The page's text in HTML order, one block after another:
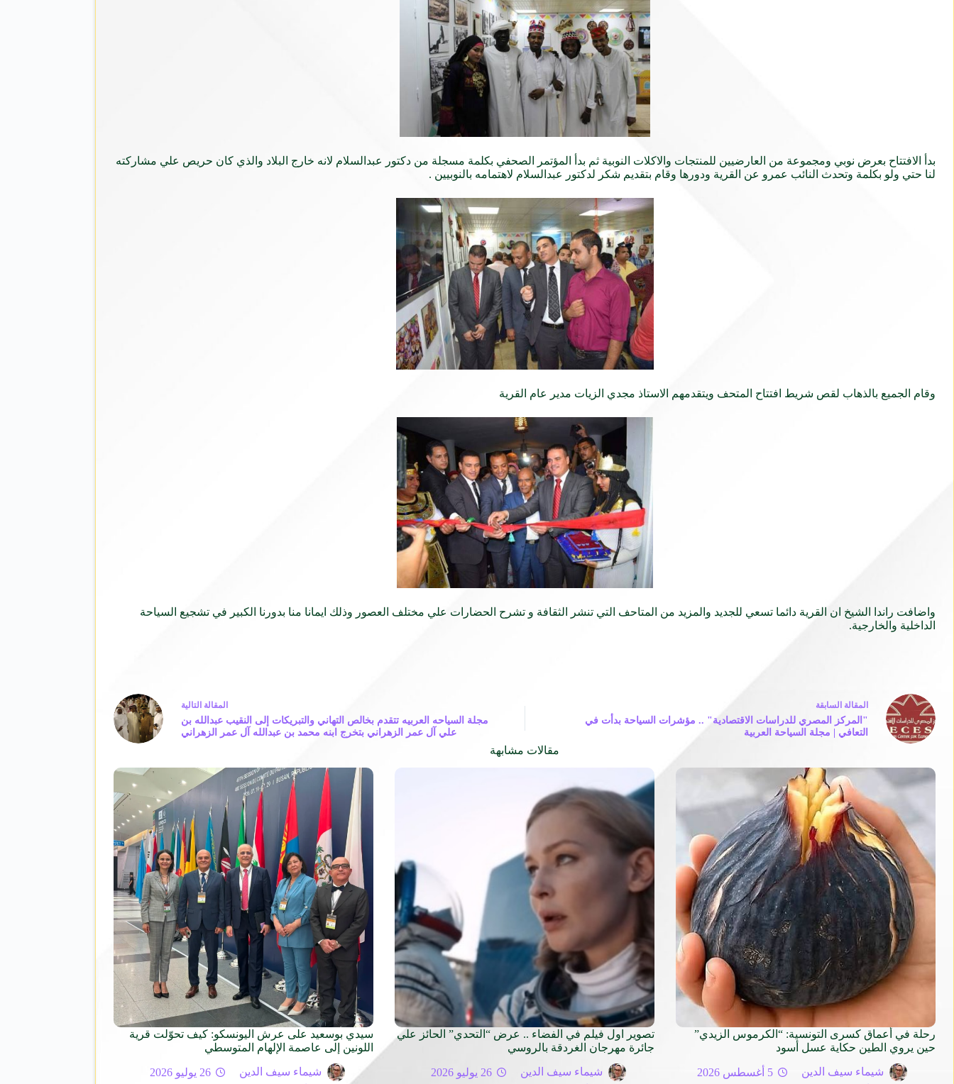
بدأ الافتتاح بعرض نوبي ومجموعة من العارضيين للمنتجات والاكلات النوبية ثم بدأ المؤتمر الصحفي بكلمة مسجلة من دكتور عبدالسلام لانه خارج البلاد والذي كان حريص علي مشاركته
لنا حتي ولو بكلمة وتحدث النائب عمرو عن القرية ودورها وقام بتقديم شكر لدكتور عبدالسلام لاهتمامه بالنوبيين .
وقام الجميع بالذهاب لقص شريط افتتاح المتحف ويتقدمهم الاستاذ مجدي الزيات مدير عام القرية
واضافت راندا الشيخ ان القرية دائما تسعي للجديد والمزيد من المتاحف التي تنشر الثقافة و تشرح الحضارات علي مختلف العصور وذلك ايمانا منا بدورنا الكبير في تشجيع السياحة
الداخلية والخارجية.
المقالة السابقة
"المركز المصري للدراسات الاقتصادية" .. مؤشرات السياحة بدأت في
التعافي | مجلة السياحة العربية
المقالة التالية
مجلة السياحه العربيه تتقدم بخالص التهاني والتبريكات إلى النقيب عبدالله بن
علي آل عمر الزهراني بتخرج ابنه محمد بن عبدالله آل عمر الزهراني
مقالات مشابهة
رحلة في أعماق كسرى التونسية: “الكرموس الزيدي”
حين يروي الطين حكاية عسل أسود
شيماء سيف الدين
5 أغسطس 2026
تصوير اول فيلم في الفضاء .. عرض “التحدي” الحائز علي
جائرة مهرجان الغردقة بالروسي
شيماء سيف الدين
26 يوليو 2026
سيدي بوسعيد على عرش اليونسكو: كيف تحوّلت قرية
اللونين إلى عاصمة الإلهام المتوسطي
شيماء سيف الدين
26 يوليو 2026